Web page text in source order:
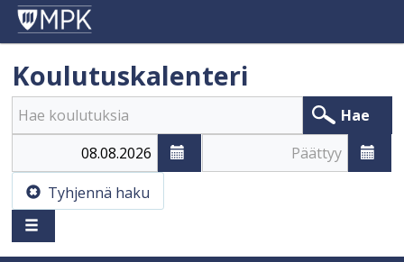
Koulutuskalenteri
Hae
Tyhjennä haku